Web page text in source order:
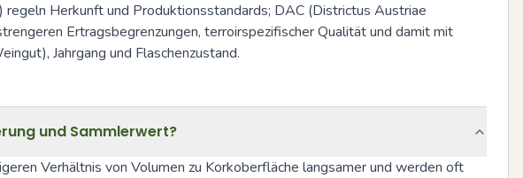
Herkunft und Produktionsstandards; DAC (Districtus Austriae
Ertragsbegrenzungen, terroirspezifischer Qualität und damit mit
Jahrgang und Flaschenzustand.
und Sammlerwert?
Verhältnis von Volumen zu Korkoberfläche langsamer und werden oft